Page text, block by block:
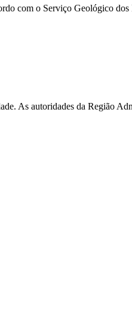
com o Serviço Geológico
As autoridades da Região